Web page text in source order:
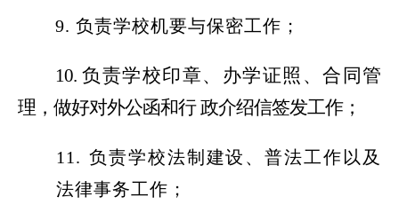
9. 负责学校机要与保密工作；
10.负责学校印章、办学证照、合同管
理 ，做好对外公函和行 政介绍信签发工作；
11. 负责学校法制建设、普法工作以及
法律事务工作；